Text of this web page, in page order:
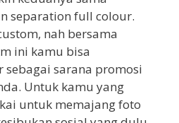
separation full colour.
nah bersama
ini kamu bisa
sebagai sarana promosi
Untuk kamu yang
untuk memajang foto